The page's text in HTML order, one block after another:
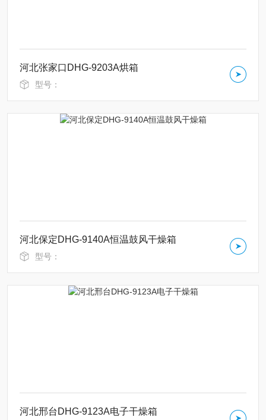
河北张家口DHG-9203A烘箱
型号：
河北保定DHG-9140A恒温鼓风干燥箱
型号：
河北邢台DHG-9123A电子干燥箱